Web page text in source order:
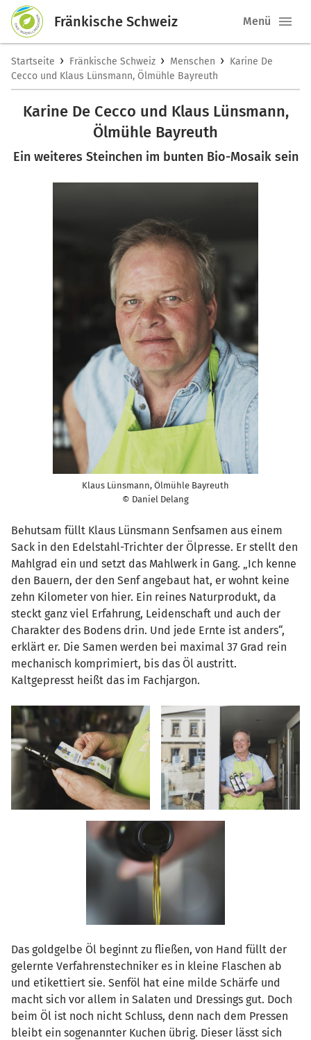
Fränkische Schweiz Menü
Startseite › Fränkische Schweiz › Menschen › Karine De
Cecco und Klaus Lünsmann, Ölmühle Bayreuth
Karine De Cecco und Klaus Lünsmann,
Ölmühle Bayreuth
Ein weiteres Steinchen im bunten Bio-Mosaik sein
Klaus Lünsmann, Ölmühle Bayreuth
© Daniel Delang
Behutsam füllt Klaus Lünsmann Senfsamen aus einem
Sack in den Edelstahl-Trichter der Ölpresse. Er stellt den
Mahlgrad ein und setzt das Mahlwerk in Gang. „Ich kenne
den Bauern, der den Senf angebaut hat, er wohnt keine
zehn Kilometer von hier. Ein reines Naturprodukt, da
steckt ganz viel Erfahrung, Leidenschaft und auch der
Charakter des Bodens drin. Und jede Ernte ist anders“,
erklärt er. Die Samen werden bei maximal 37 Grad rein
mechanisch komprimiert, bis das Öl austritt.
Kaltgepresst heißt das im Fachjargon.
Das goldgelbe Öl beginnt zu fließen, von Hand füllt der
gelernte Verfahrenstechniker es in kleine Flaschen ab
und etikettiert sie. Senföl hat eine milde Schärfe und
macht sich vor allem in Salaten und Dressings gut. Doch
beim Öl ist noch nicht Schluss, denn nach dem Pressen
bleibt ein sogenannter Kuchen übrig. Dieser lässt sich